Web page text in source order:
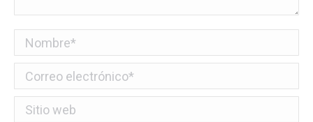
Nombre *
Correo electrónico *
Sitio web